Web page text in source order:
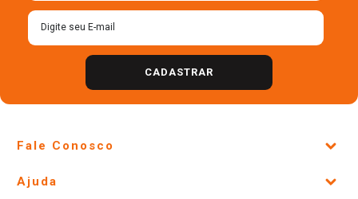
CADASTRAR
Fale Conosco
Lojas Físicas e Horários
Ajuda